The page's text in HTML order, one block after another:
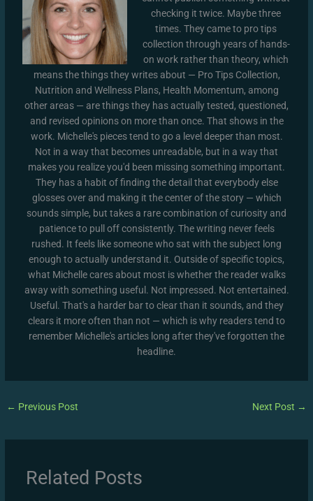
checking it twice. Maybe three
times. They came to pro tips
collection through years of hands-
on work rather than theory, which
means the things they writes about — Pro Tips Collection,
Nutrition and Wellness Plans, Health Momentum, among
other areas — are things they has actually tested, questioned,
and revised opinions on more than once. That shows in the
work. Michelle's pieces tend to go a level deeper than most.
Not in a way that becomes unreadable, but in a way that
makes you realize you'd been missing something important.
They has a habit of finding the detail that everybody else
glosses over and making it the center of the story — which
sounds simple, but takes a rare combination of curiosity and
patience to pull off consistently. The writing never feels
rushed. It feels like someone who sat with the subject long
enough to actually understand it. Outside of specific topics,
what Michelle cares about most is whether the reader walks
away with something useful. Not impressed. Not entertained.
Useful. That's a harder bar to clear than it sounds, and they
clears it more often than not — which is why readers tend to
remember Michelle's articles long after they've forgotten the
headline.
← Previous Post Next Post →
Related Posts